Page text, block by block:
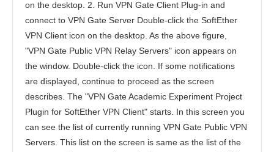
on the desktop. 2. Run VPN Gate Client Plug-in and
connect to VPN Gate Server Double-click the SoftEther
VPN Client icon on the desktop. As the above figure,
"VPN Gate Public VPN Relay Servers" icon appears on
the window. Double-click the icon. If some notifications
are displayed, continue to proceed as the screen
describes. The "VPN Gate Academic Experiment Project
Plugin for SoftEther VPN Client" starts. In this screen you
can see the list of currently running VPN Gate Public VPN
Servers. This list on the screen is same as the list of the